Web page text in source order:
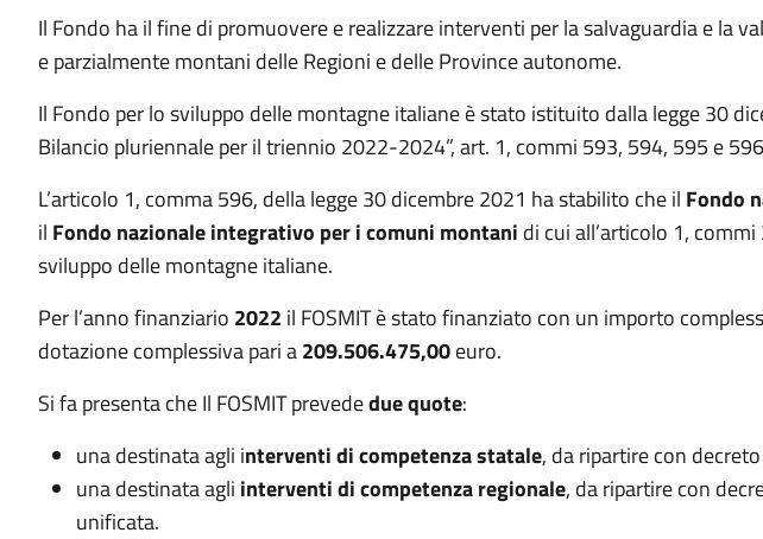
Il Fondo ha il fine di promuovere e realizzare interventi per la salvaguardia e
e parzialmente montani delle Regioni e delle Province autonome.
Il Fondo per lo sviluppo delle montagne italiane è stato istituito dalla legge 30
Bilancio pluriennale per il triennio 2022-2024”, art. 1, commi 593, 594, 595 e
L’articolo 1, comma 596, della legge 30 dicembre 2021 ha stabilito che il Fondo
il Fondo nazionale integrativo per i comuni montani di cui all’articolo 1,
sviluppo delle montagne italiane.
Per l’anno finanziario 2022 il FOSMIT è stato finanziato con un importo
dotazione complessiva pari a209.506.475,00euro.
Si fa presenta che Il FOSMIT prevededue quote:
una destinata agli interventi di competenza statale, da ripartire con
una destinata agli interventi di competenza regionale, da ripartire con
unificata.